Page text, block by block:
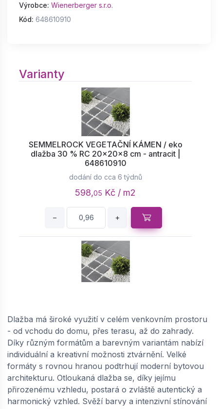
Výrobce: Wienerberger s.r.o.
Kód: 648610910
Varianty
SEMMELROCK VEGETAČNÍ KÁMEN / eko
dlažba 30 % RC 20x20x8 cm - antracit |
648610910
dodání do cca 6 týdnů
598,05 Kč / m2
− +
648711336
dodání do cca 6 týdnů
598, 05 Kč / m2
− +
Dlažba má široké využití v celém venkovním prostoru
- od vchodu do domu, přes terasu, až do zahrady.
Díky různým formátům a barevným variantám nabízí
individuální a kreativní možnosti ztvárnění. Velké
formáty s rovnou hranou podtrhují moderní bytovou
architekturu. Otloukaná dlažba se, díky jejímu
přirozenému vzhledu, postará o zvláště autentický a
harmonický vzhled. Svěží barvy a intenzivní stínování